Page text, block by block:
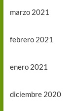
marzo 2021
febrero 2021
enero 2021
diciembre 2020